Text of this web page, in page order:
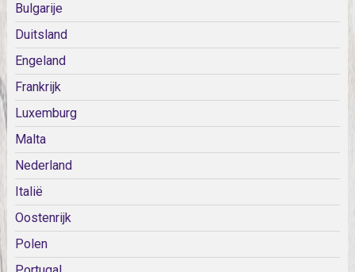
Bulgarije
Duitsland
Engeland
Frankrijk
Luxemburg
Malta
Nederland
Italië
Oostenrijk
Polen